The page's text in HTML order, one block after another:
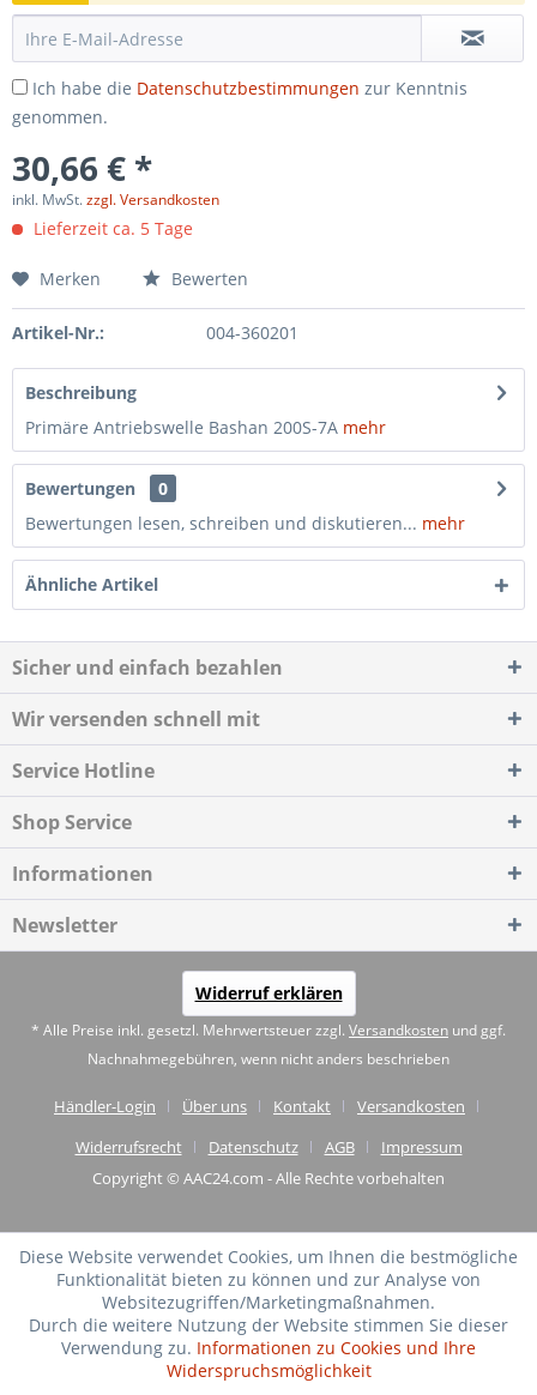
Ich habe die Datenschutzbestimmungen zur Kenntnis
genommen.
30,66 € *
inkl. MwSt.zzgl. Versandkosten
Lieferzeit ca. 5 Tage
Merken Bewerten
Artikel-Nr.: 004-360201
Beschreibung
Primäre Antriebswelle Bashan 200S-7A mehr
Bewertungen
0
Bewertungen lesen, schreiben und diskutieren... mehr
Ähnliche Artikel
Sicher und einfach bezahlen
Wir versenden schnell mit
Service Hotline
Shop Service
Informationen
Newsletter
Widerruf erklären
* Alle Preise inkl. gesetzl. Mehrwertsteuer zzgl. Versandkosten und ggf.
Nachnahmegebühren, wenn nicht anders beschrieben
Händler-Login Über uns Kontakt
Versandkosten
Widerrufsrecht
Datenschutz AGB
Impressum
Copyright © AAC24.com - Alle Rechte vorbehalten
Diese Website verwendet Cookies, um Ihnen die bestmögliche
Funktionalität bieten zu können und zur Analyse von
Websitezugriffen/Marketingmaßnahmen.
Durch die weitere Nutzung der Website stimmen Sie dieser
Verwendung zu. Informationen zu Cookies und Ihre
Widerspruchsmöglichkeit